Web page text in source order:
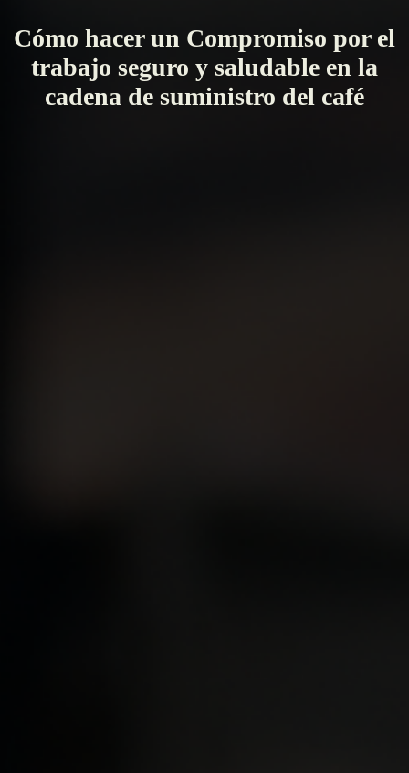
Cómo hacer un Compromiso por el
trabajo seguro y saludable en la
cadena de suministro del café